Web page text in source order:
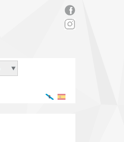
rs_facebook.png